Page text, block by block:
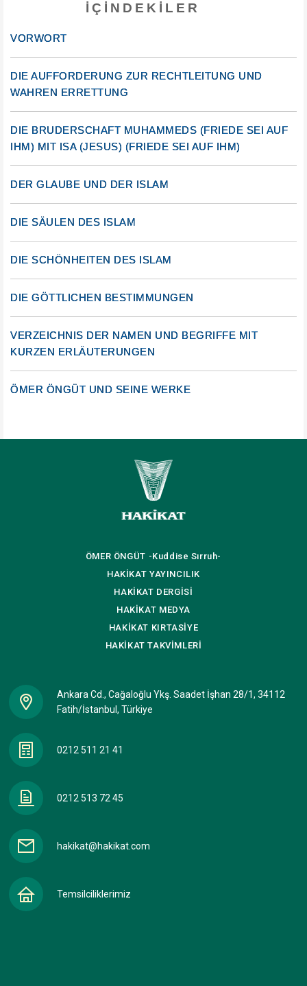
İÇINDEKILER
VORWORT
DIE AUFFORDERUNG ZUR RECHTLEITUNG UND
WAHREN ERRETTUNG
DIE BRUDERSCHAFT MUHAMMEDS (FRIEDE SEI AUF
IHM) MIT ISA (JESUS) (FRIEDE SEI AUF IHM)
DER GLAUBE UND DER ISLAM
DIE SÄULEN DES ISLAM
DIE SCHÖNHEITEN DES ISLAM
DIE GÖTTLICHEN BESTIMMUNGEN
VERZEICHNIS DER NAMEN UND BEGRIFFE MIT
KURZEN ERLÄUTERUNGEN
ÖMER ÖNGÜT UND SEINE WERKE
ÖMER ÖNGÜT -Kuddise Sırruh-
HAKİKAT YAYINCILIK
HAKİKAT DERGİSİ
HAKİKAT MEDYA
HAKİKAT KIRTASİYE
HAKİKATTAKVİMLERİ
Ankara Cd., Cağaloğlu Ykş. Saadet İşhan 28/1, 34112
Fatih/İstanbul, Türkiye
0212 511 21 41
0212 513 72 45
hakikat@hakikat.com
Temsilciliklerimiz